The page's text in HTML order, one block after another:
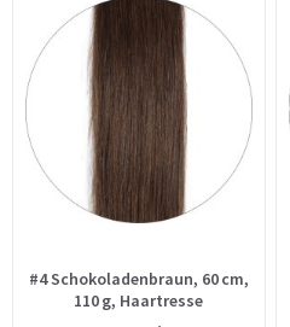
#4 Schokoladenbraun, 60 cm,
110 g, Haartresse